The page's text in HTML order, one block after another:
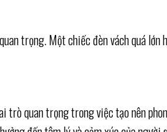
trọng. Một chiếc đèn vách quá
trò quan trọng trong việc tạo nên